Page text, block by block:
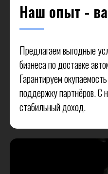
Наш опыт -
Предлагаем выгодные
бизнеса по доставке
Гарантируем
поддержку партнёров. С
стабильный доход.